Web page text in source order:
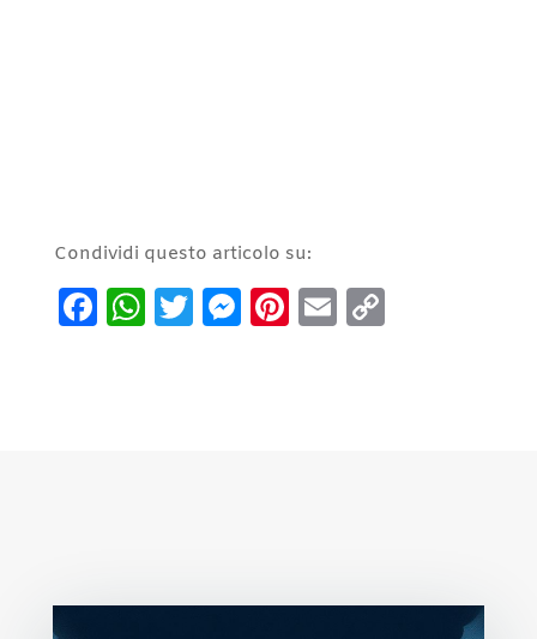
Condividi questo articolo su:
Facebook
WhatsApp
Twitter
Messenger
Pinterest
EmailCopy